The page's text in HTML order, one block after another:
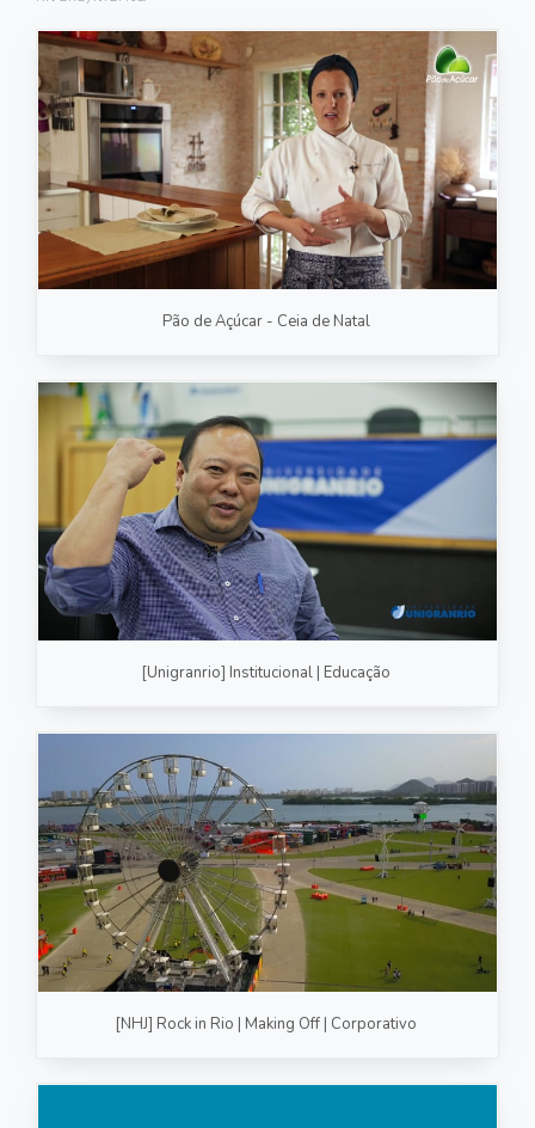
FOTOGRAFIA
PRODUTO/SERVIÇO
GASTRONOMIA
CORPORATIVO
ESTÚDIO
FOTO/VÍDEO
RECEITA / AULA
PRODUTO/SERVIÇO
INSTITUCIONAL
Pão de Açúcar - Ceia de Natal
[Unigranrio] Institucional | Educação
[NHJ] Rock in Rio | Making Off | Corporativo